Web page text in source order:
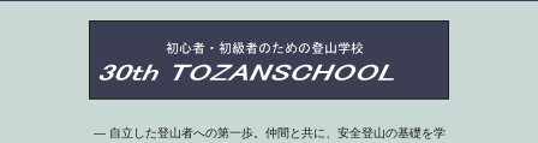
― 自立した登山者への第一歩。仲間と共に、安全登山の基礎を学